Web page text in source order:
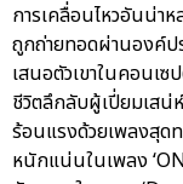
การเคลื่อนไหวอันน่า
ถูกถ่ายทอดผ่านองค์ป
เสนอตัวเขาในคอนเซ
ชีวิตลึกลับผู้เปี่ยมเสน่
ร้อนแรงด้วยเพลงสุด
หนักแน่นในเพลง